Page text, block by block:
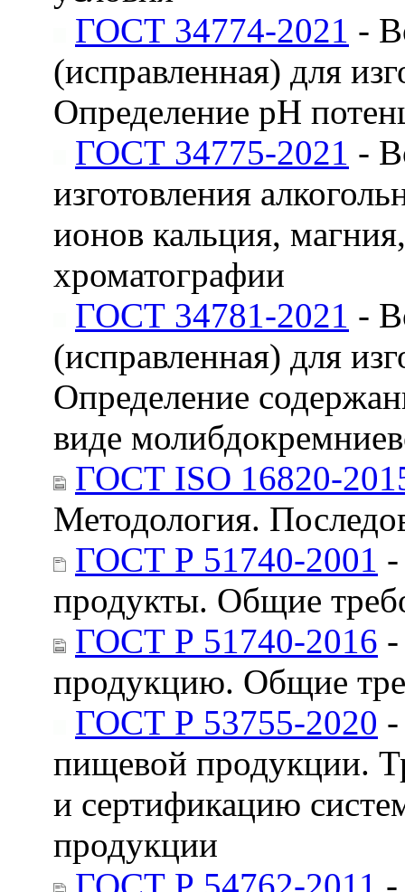
ГОСТ 34774-2021 -
(исправленная) для
Определение рН
ГОСТ 34775-2021 -
изготовления
ионов кальция,
хроматографии
ГОСТ 34781-2021 -
(исправленная) для
Определение
виде
ГОСТ ISO 16820-
Методология.
ГОСТ Р 51740-2001
продукты. Общие
ГОСТ Р 51740-2016
продукцию. Общие
ГОСТ Р 53755-2020
пищевой продукции.
и сертификацию
продукции